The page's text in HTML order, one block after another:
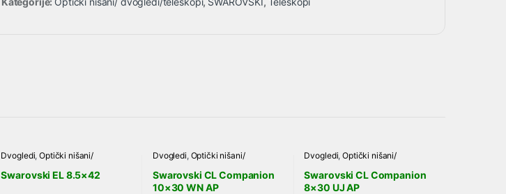
Dvogledi,Optički nišani/
dvogledi/teleskopi
Swarovski EL 8.5×42
Dvogledi, Optički nišani/
dvogledi/teleskopi
Swarovski CL Companion
10×30 WN AP
Dvogledi,Optički nišani/
dvogledi/teleskopi
Swarovski CL Companion
8×30 UJ AP